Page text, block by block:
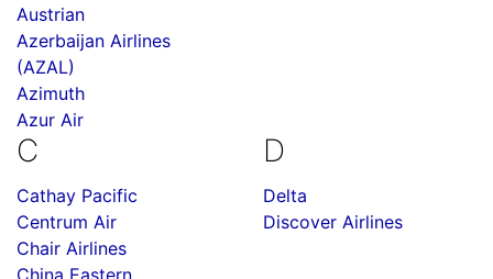
Austrian
Azerbaijan Airlines
(AZAL)
Azimuth
Azur Air
C
Cathay Pacific
Centrum Air
Chair Airlines
China Eastern
D
Delta
Discover Airlines